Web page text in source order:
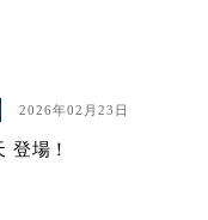
2026年02月23日
登場！